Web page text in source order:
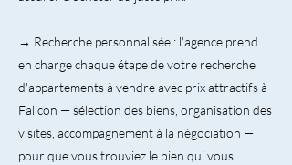
→ Recherche personnalisée : l'agence prend
en charge chaque étape de votre recherche
d'appartements à vendre avec prix attractifs à
Falicon — sélection des biens, organisation des
visites, accompagnement à la négociation —
pour que vous trouviez le bien qui vous